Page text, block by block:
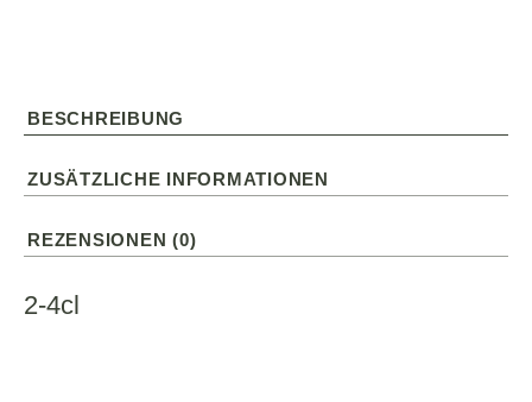
BESCHREIBUNG
ZUSÄTZLICHE INFORMATIONEN
REZENSIONEN (0)
2-4cl